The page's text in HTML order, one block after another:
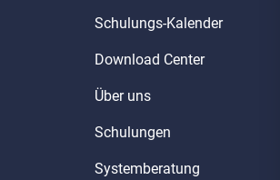
Schulungs-Kalender
Download Center
Über uns
Schulungen
Systemberatung